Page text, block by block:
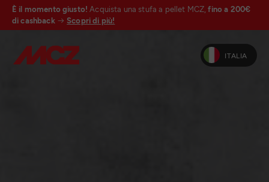
È il momento giusto! Acquista una stufa a pellet MCZ, fino a 200€
di cashback
Scopri di più!
ITALIA